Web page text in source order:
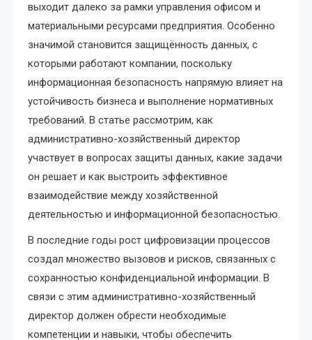
выходит далеко за рамки управления офисом и
материальными ресурсами предприятия. Особенно
значимой становится защищённость данных, с
которыми работают компании, поскольку
информационная безопасность напрямую влияет на
устойчивость бизнеса и выполнение нормативных
требований. В статье рассмотрим, как
административно-хозяйственный директор
участвует в вопросах защиты данных, какие задачи
он решает и как выстроить эффективное
взаимодействие между хозяйственной
деятельностью и информационной безопасностью.
В последние годы рост цифровизации процессов
создал множество вызовов и рисков, связанных с
сохранностью конфиденциальной информации. В
связи с этим административно-хозяйственный
директор должен обрести необходимые
компетенции и навыки, чтобы обеспечить